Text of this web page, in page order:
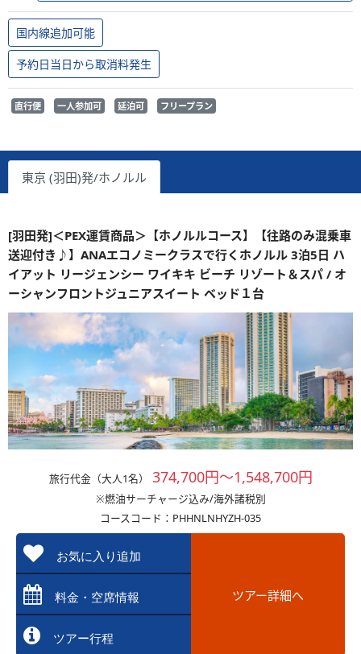
国内線追加可能
予約日当日から取消料発生
直行便 一人参加可 延泊可 フリープラン
東京 (羽田)発/ホノルル
[羽田発]＜PEX運賃商品＞【ホノルルコース】【往路のみ混乗車
送迎付き♪】ANAエコノミークラスで行くホノルル 3泊5日 ハ
イアット リージェンシー ワイキキ ビーチ リゾート＆スパ / オ
ーシャンフロントジュニアスイート ベッド１台
旅行代金（大人1名） 374,700円～1,548,700円
※燃油サーチャージ込み/海外諸税別
コースコード：PHHNLNHYZH-035
お気に入り追加
料金・空席情報
ツアー行程
ツアー詳細へ